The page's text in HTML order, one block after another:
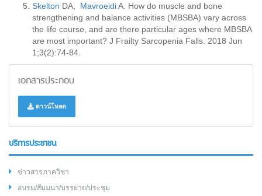
Skelton DA, MavroeidiA. How do muscle and bone
strengthening and balance activities (MBSBA) vary across
the life course, and are there particular ages where MBSBA
are most important? J Frailty Sarcopenia Falls. 2018 Jun
1;3(2):74-84.
เอกสารประกอบ
ดาวน์โหลด
บริการประชาชน
ข่าวสารภาควิชา
อบรม/สัมมนา/บรรยาย/ประชุม